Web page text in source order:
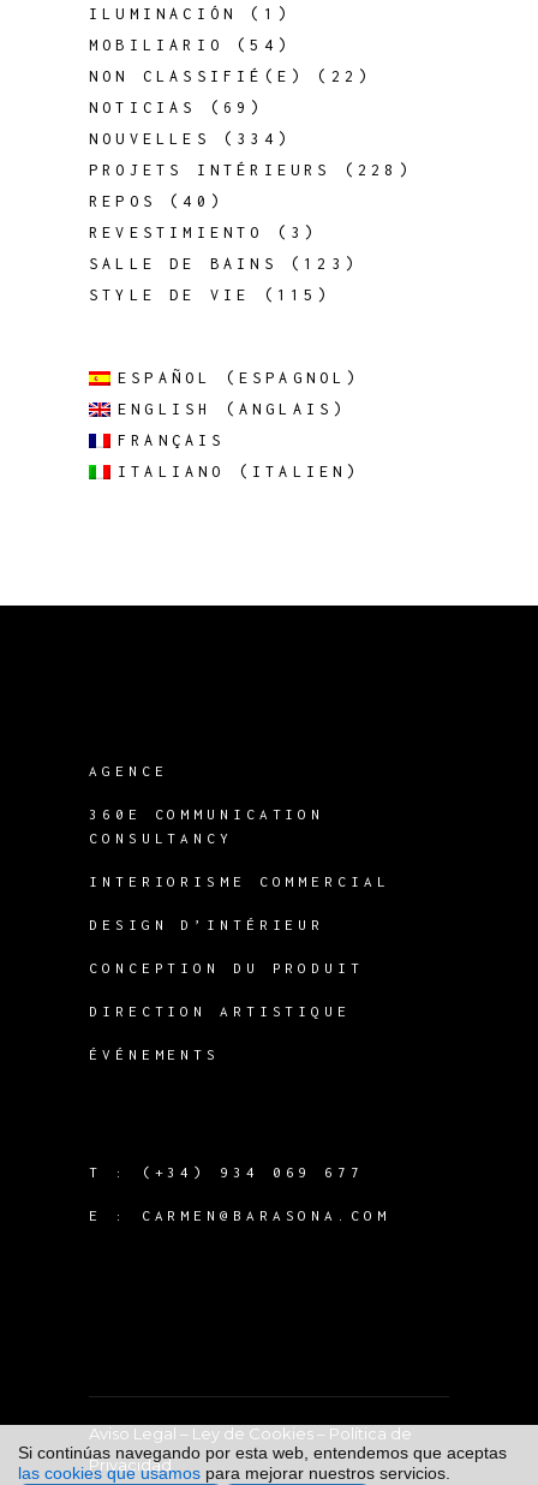
ILUMINACIÓN
(1)
MOBILIARIO
(54)
NON CLASSIFIÉ(E)
(22)
NOTICIAS
(69)
NOUVELLES
(334)
PROJETS INTÉRIEURS
(228)
REPOS
(40)
REVESTIMIENTO
(3)
SALLE DE BAINS
(123)
STYLE DE VIE
(115)
ESPAÑOL ( ESPAGNOL )
ENGLISH
( ANGLAIS )
FRANÇAIS
ITALIANO
( ITALIEN )
AGENCE
360E COMMUNICATION
CONSULTANCY
INTERIORISME COMMERCIAL
DESIGN D’INTÉRIEUR
CONCEPTION DU PRODUIT
DIRECTION ARTISTIQUE
ÉVÉNEMENTS
T : (+34) 934 069 677
E : CARMEN@BARASONA.COM
Aviso Legal – Ley de Cookies– Política de
Privacidad
Si continúas navegando por esta web, entendemos que aceptas
las cookies que usamos para mejorar nuestros servicios.